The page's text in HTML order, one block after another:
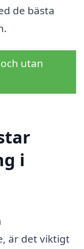
de bästa
utan
i
är det viktigt